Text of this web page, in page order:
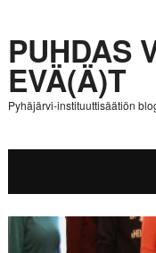
PUHDAS
EVÄ(Ä)T
Pyhäjärvi-instituuttisäätiön